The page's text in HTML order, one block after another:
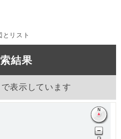
とリスト
結果
表示しています